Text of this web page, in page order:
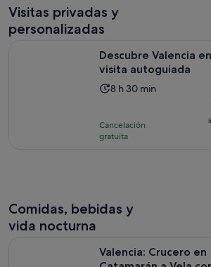
de
comentarios
Visitas privadas y
personalizadas
Descubre Valencia
visita autoguiada
La
la
y
8 h 30 min
Cancelación
gratuita
Comidas, bebidas y
vida nocturna
Valencia: Crucero en